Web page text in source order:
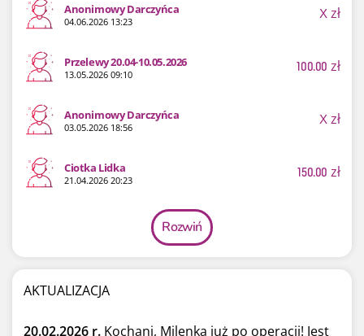
Anonimowy Darczyńca
04.06.2026 13:23 Xzł
Przelewy 20.04-10.05.2026
13.05.2026 09:10 100.00 zł
Anonimowy Darczyńca
03.05.2026 18:56 Xzł
Ciotka Lidka
21.04.2026 20:23 150.00 zł
Rozwiń
AKTUALIZACJA
20.02.2026 r. Kochani, Milenka już po operacji! Jest